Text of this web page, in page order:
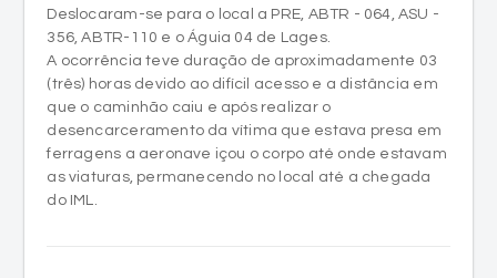
Deslocaram-se para o local a PRE, ABTR - 064, ASU -
356, ABTR-110 e o Águia 04 de Lages.
A ocorrência teve duração de aproximadamente 03
(três) horas devido ao difícil acesso e a distância em
que o caminhão caiu e após realizar o
desencarceramento da vítima que estava presa em
ferragens a aeronave içou o corpo até onde estavam
as viaturas, permanecendo no local até a chegada
do IML.